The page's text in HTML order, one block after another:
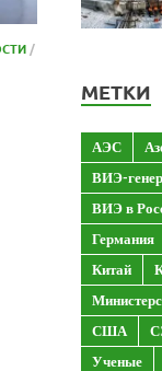
/
МЕТКИ
АЭС
ВИЭ-
ВИЭ в
Германия
Китай
США
Ученые